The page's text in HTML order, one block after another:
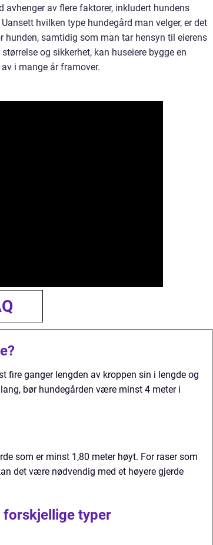
av flere faktorer, inkludert hundens
hvilken type hundegård man velger, er det
samtidig som man tar hensyn til eierens
og sikkerhet, kan huseiere bygge en
i mange år framover.
fire ganger lengden av kroppen sin i lengde og
bør hundegården være minst 4 meter i
som er minst 1,80 meter høyt. For raser som
det være nødvendig med et høyere gjerde
forskjellige typer